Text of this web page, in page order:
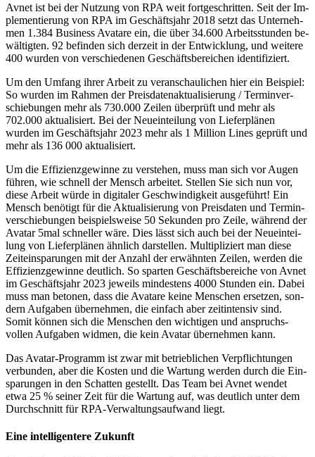
Avnet ist bei der Nutzung von RPA weit fort­ge­schrit­ten. Seit der Im­
ple­men­tierung von RPA im Ge­schäfts­jahr 2018 setzt das Un­ter­neh­
men 1.384 Busi­ness Ava­tare ein, die über 34.600 Ar­beits­stun­den be­
wäl­tigten. 92 befinden sich derzeit in der Ent­wick­lung, und weitere
400 wurden von ver­schie­de­nen Ge­schäfts­be­rei­chen iden­tifiziert.
Um den Umfang ihrer Arbeit zu ver­an­schau­li­chen hier ein Beispiel:
So wurden im Rahmen der Preis­da­ten­ak­tu­a­li­sie­rung / Ter­min­ver­
schie­bungen mehr als 730.000 Zei­len über­prüft und mehr als
702.000 ak­tua­li­siert. Bei der Neu­ein­tei­lung von Lie­fer­plänen
wurden im Ge­schäfts­jahr 2023 mehr als 1 Million Lines ge­prüft und
mehr als 136 000 aktu­ali­siert.
Um die Effizienzgewinne zu verstehen, muss man sich vor Augen
führen, wie schnell der Mensch ar­beitet. Stellen Sie sich nun vor,
diese Arbeit würde in di­gi­taler Ge­schwin­dig­keit aus­ge­führt! Ein
Mensch be­nötigt für die Ak­tua­li­sierung von Preis­daten und Termin­
ver­schie­bungen bei­spiels­wei­se 50 Se­kun­den pro Zeile, wäh­rend der
Avatar 5mal schnel­ler wäre. Dies lässt sich auch bei der Neu­ein­tei­
lung von Liefer­plä­nen ähn­lich dar­stellen. Multi­pli­ziert man diese
Zeit­ein­spa­rungen mit der An­zahl der er­wähn­ten Zei­len, werden die
Ef­fizienz­ge­win­ne deut­lich. So spar­ten Ge­schäfts­be­reiche von Avnet
im Ge­schäfts­jahr 2023 jeweils min­des­tens 4000 Stun­den ein. Dabei
muss man be­to­nen, dass die Ava­tare keine Men­schen er­set­zen, son­
dern Auf­ga­ben über­neh­men, die einfach aber zeit­in­ten­siv sind.
Somit kön­nen sich die Men­schen den wich­ti­gen und an­spruchs­
vollen Auf­ga­ben wid­men, die kein Avatar über­neh­men kann.
Das Avatar-Programm ist zwar mit betrieb­li­chen Ver­pflich­tun­gen
ver­bunden, aber die Kosten und die War­tung werden durch die Ein­
spa­rungen in den Schat­ten ge­stellt. Das Team bei Avnet wendet
etwa 25 % seiner Zeit für die War­tung auf, was deut­lich unter dem
Durch­schnitt für RPA-Ver­wal­tungs­auf­wand liegt.
Eine intelligentere Zukunft